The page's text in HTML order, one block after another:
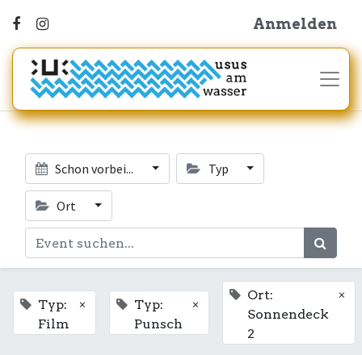
Anmelden
Schon vorbei... Typ
Ort
Typ:
Film
×
Typ:
Punsch
×
Ort:
Sonnendeck
2
×